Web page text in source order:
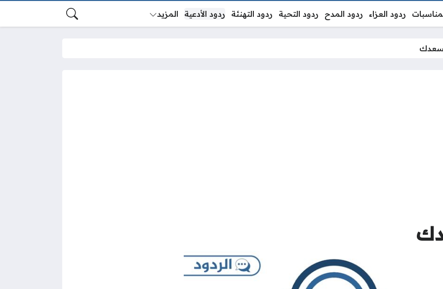
ردود العزاء ردود المدح ردود التحية ردود التهنئة ردود الأدعية المزيد
يسعدك